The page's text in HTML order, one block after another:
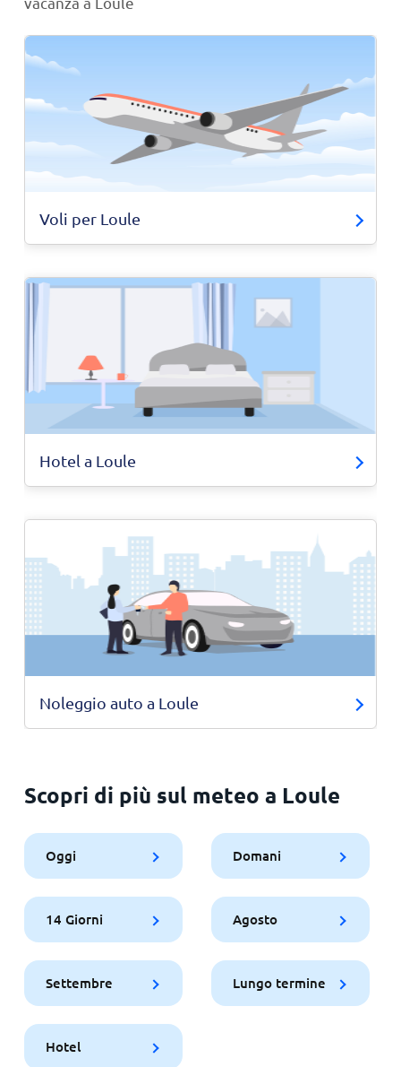
Voli per Loule
Hotel a Loule
Noleggio auto a Loule
Scopri di più sul meteo a Loule
Oggi Domani
14 Giorni Agosto
Settembre Lungo termine
Hotel